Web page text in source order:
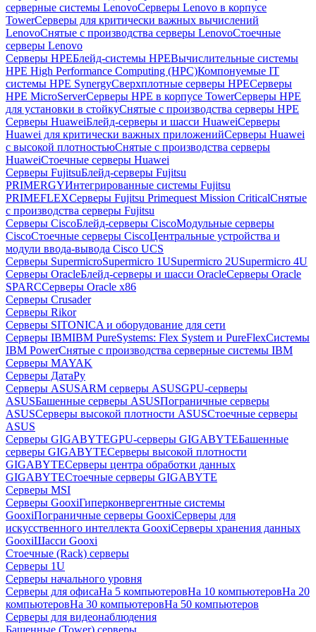
серверные системы LenovoСерверы Lenovo в корпусе
TowerСерверы для критически важных вычислений
LenovoСнятые с производства серверы LenovoСтоечные
серверы Lenovo
Серверы HPEБлейд-системы HPEВычислительные системы
HPE High Performance Computing (HPC)Компонуемые IT
системы HPE SynergyСверхплотные серверы HPEСерверы
HPE MicroServerСерверы HPE в корпусе TowerСерверы HPE
для установки в стойкуСнятые с производства серверы HPE
Серверы HuaweiБлейд-серверы и шасси HuaweiСерверы
Huawei для критически важных приложенийСерверы Huawei
с высокой плотностьюСнятые с производства серверы
HuaweiСтоечные серверы Huawei
Серверы FujitsuБлейд-серверы Fujitsu
PRIMERGYИнтегрированные системы Fujitsu
PRIMEFLEXСерверы Fujitsu Primequest Mission CriticalСнятые
с производства серверы Fujitsu
Серверы CiscoБлейд-серверы CiscoМодульные серверы
CiscoСтоечные серверы CiscoЦентральные устройства и
модули ввода-вывода Cisco UCS
Серверы SupermicroSupermicro 1USupermicro 2USupermicro 4U
Серверы OracleБлейд-серверы и шасси OracleСерверы Oracle
SPARCСерверы Oracle x86
Серверы Crusader
Серверы Rikor
Серверы SITONICA и оборудование для сети
Серверы IBMIBM PureSystems: Flex System и PureFlexСистемы
IBM PowerСнятые с производства серверные системы IBM
Серверы MAYAK
Серверы ДатаРу
Серверы ASUSARM серверы ASUSGPU-серверы
ASUSБашенные серверы ASUSПограничные серверы
ASUSСерверы высокой плотности ASUSСтоечные серверы
ASUS
Серверы GIGABYTEGPU-серверы GIGABYTEБашенные
серверы GIGABYTEСерверы высокой плотности
GIGABYTEСерверы центра обработки данных
GIGABYTEСтоечные серверы GIGABYTE
Серверы MSI
Серверы GooxiГиперконвергентные системы
GooxiПограничные серверы GooxiСерверы для
искусственного интеллекта GooxiСерверы хранения данных
GooxiШасси Gooxi
Стоечные (Rack) серверы
Серверы 1U
Серверы начального уровня
Серверы для офисаНа 5 компьютеровНа 10 компьютеровНа 20
компьютеровНа 30 компьютеровНа 50 компьютеров
Серверы для видеонаблюдения
Башенные (Tower) серверы